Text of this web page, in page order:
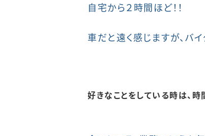
自宅から２時間ほど！！
車だと遠く感じますが、バ
好きなことをしている時は、時